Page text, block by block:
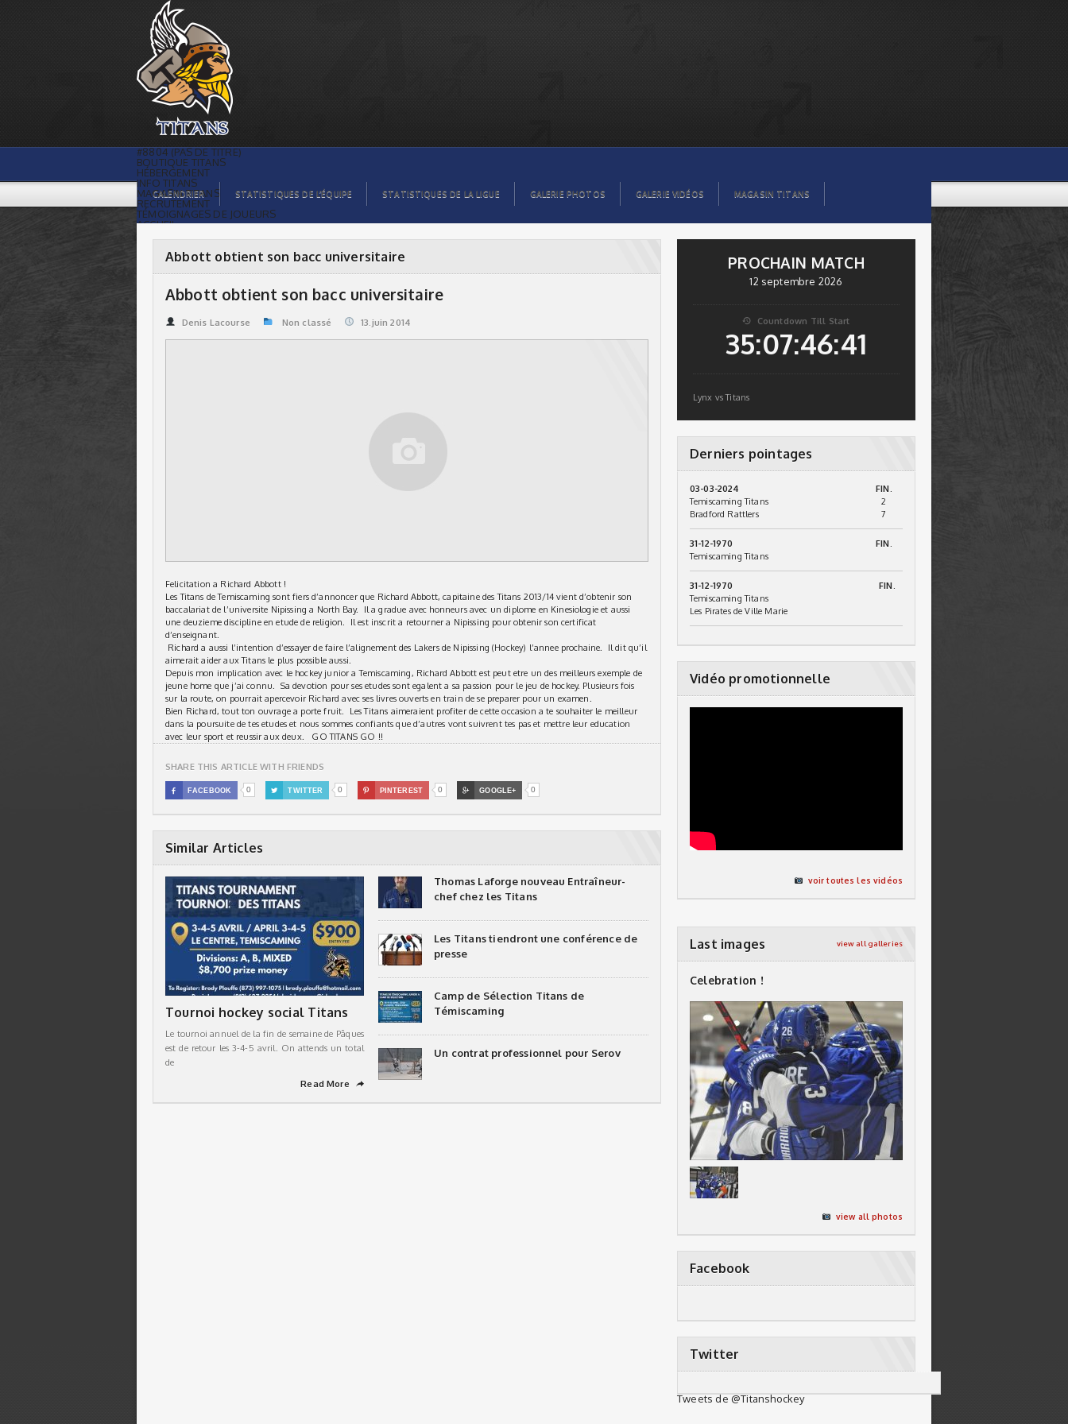
Abbott obtient son bacc universitaire |
Titans de témiscaming
#8804 (PAS DE TITRE)
BOUTIQUE TITANS
HÉBERGEMENT
INFO TITANS
MAGASIN TITANS
RECRUTEMENT
TÉMOIGNAGES DE JOUEURS
ACCUEIL
GALERIE PHOTOS
STATISTIQUES
ORGANISATION
JOUEURS
CALENDRIER
COMMANDITAIRES
STATISTIQUES DE LA LIGUE
CALENDRIER STATISTIQUES DE L’ÉQUIPE STATISTIQUES DE LA LIGUE GALERIE PHOTOS GALERIE VIDÉOS MAGASIN TITANS
Abbott obtient son bacc universitaire
Abbott obtient son bacc universitaire
Denis Lacourse Non classé 13.juin 2014
Felicitation a Richard Abbott !
Les Titans de Temiscaming sont fiers d’annoncer que Richard Abbott, capitaine des Titans 2013/14 vient d’obtenir son
baccalariat de l’universite Nipissing a North Bay. Il a gradue avec honneurs avec un diplome en Kinesiologie et aussi
une deuzieme discipline en etude de religion. Il est inscrit a retourner a Nipissing pour obtenir son certificat
d’enseignant.
Richard a aussi l’intention d’essayer de faire l’alignement des Lakers de Nipissing (Hockey) l’annee prochaine. Il dit qu’il
aimerait aider aux Titans le plus possible aussi.
Depuis mon implication avec le hockey junior a Temiscaming, Richard Abbott est peut etre un des meilleurs exemple de
jeune home que j’ai connu. Sa devotion pour ses etudes sont egalent a sa passion pour le jeu de hockey. Plusieurs fois
sur la route, on pourrait apercevoir Richard avec ses livres ouverts en train de se preparer pour un examen.
Bien Richard, tout ton ouvrage a porte fruit. Les Titans aimeraient profiter de cette occasion a te souhaiter le meilleur
dans la poursuite de tes etudes et nous sommes confiants que d’autres vont suivrent tes pas et mettre leur education
avec leur sport et reussir aux deux. GO TITANS GO !!
SHARE THIS ARTICLE WITH FRIENDS
 FACEBOOK 0  TWITTER 0  PINTEREST 0  GOOGLE+ 0
Similar Articles
Tournoi hockey social Titans
Le tournoi annuel de la fin de semaine de Pâques
est de retour les 3-4-5 avril. On attends un total
de
Read More
➦
Thomas Laforge nouveau Entraîneur-
chef chez les Titans
Les Titans tiendront une conférence de
presse
Camp de Sélection Titans de
Témiscaming
Un contrat professionnel pour Serov
PROCHAIN MATCH
12 septembre 2026
 Countdown Till Start
35:07:46:41
Lynx vs Titans
Derniers pointages
03-03-2024
FIN.
Temiscaming Titans
2
Bradford Rattlers
7
31-12-1970
FIN.
Temiscaming Titans
31-12-1970
FIN.
Temiscaming Titans
Les Pirates de Ville Marie
Vidéo promotionnelle
voir toutes les vidéos
Last images view all galleries
Celebration !
view all photos
Facebook
Twitter
Tweets de @Titanshockey